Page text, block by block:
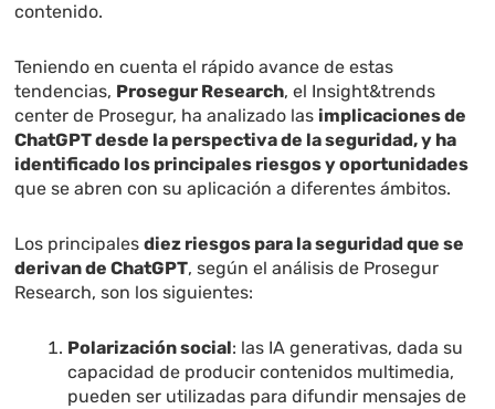
contenido.
Teniendo en cuenta el rápido avance de estas
tendencias, Prosegur Research, el Insight&trends
center de Prosegur, ha analizado las implicaciones de
ChatGPT desde la perspectiva de la seguridad, y ha
identificado los principales riesgos y oportunidades
que se abren con su aplicación a diferentes ámbitos.
Los principalesdiez riesgos para la seguridad que se
derivan de ChatGPT, según el análisis de Prosegur
Research, son los siguientes:
Polarización social: las IA generativas, dada su
capacidad de producir contenidos multimedia,
pueden ser utilizadas para difundir mensajes de